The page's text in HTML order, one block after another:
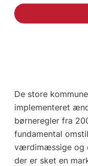
De store
implementeret
børneregler fra
fundamental
værdimæssige og
der er sket en